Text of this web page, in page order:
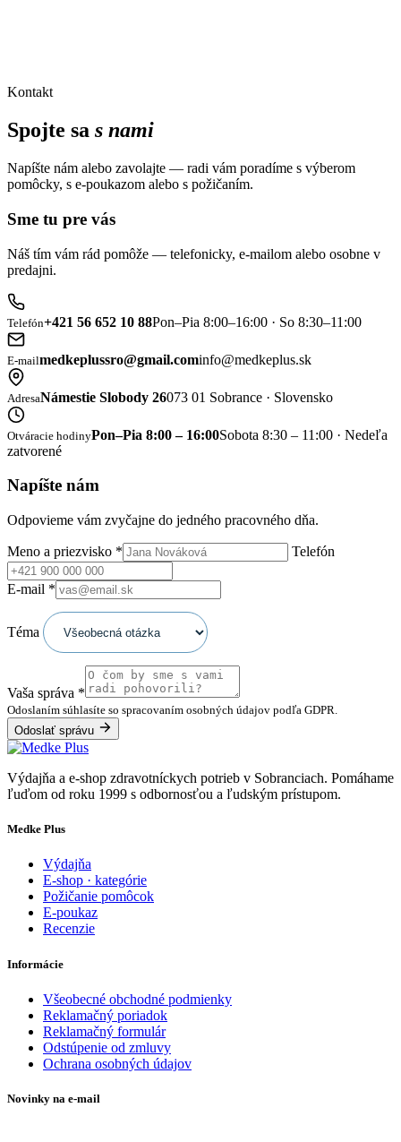
Kontakt
Spojte sa s nami
Napíšte nám alebo zavolajte — radi vám poradíme s výberom
pomôcky, s e-poukazom alebo s požičaním.
Sme tu pre vás
Náš tím vám rád pomôže — telefonicky, e-mailom alebo osobne v
predajni.
Telefón+421 56 652 10 88Pon–Pia 8:00–16:00 · So 8:30–11:00
E-mailmedkeplussro@gmail.cominfo@medkeplus.sk
AdresaNámestie Slobody 26073 01 Sobrance · Slovensko
Otváracie hodinyPon–Pia 8:00 – 16:00Sobota 8:30 – 11:00 · Nedeľa
zatvorené
Napíšte nám
Odpovieme vám zvyčajne do jedného pracovného dňa.
Meno a priezvisko * Telefón
E-mail *
Téma
Vaša správa *
Odoslaním súhlasíte so spracovaním osobných údajov podľa GDPR.
Odoslať správu
Výdajňa a e-shop zdravotníckych potrieb v Sobranciach. Pomáhame
ľuďom od roku 1999 s odbornosťou a ľudským prístupom.
Medke Plus
Výdajňa
E-shop · kategórie
Požičanie pomôcok
E-poukaz
Recenzie
Informácie
Všeobecné obchodné podmienky
Reklamačný poriadok
Reklamačný formulár
Odstúpenie od zmluvy
Ochrana osobných údajov
Novinky na e-mail